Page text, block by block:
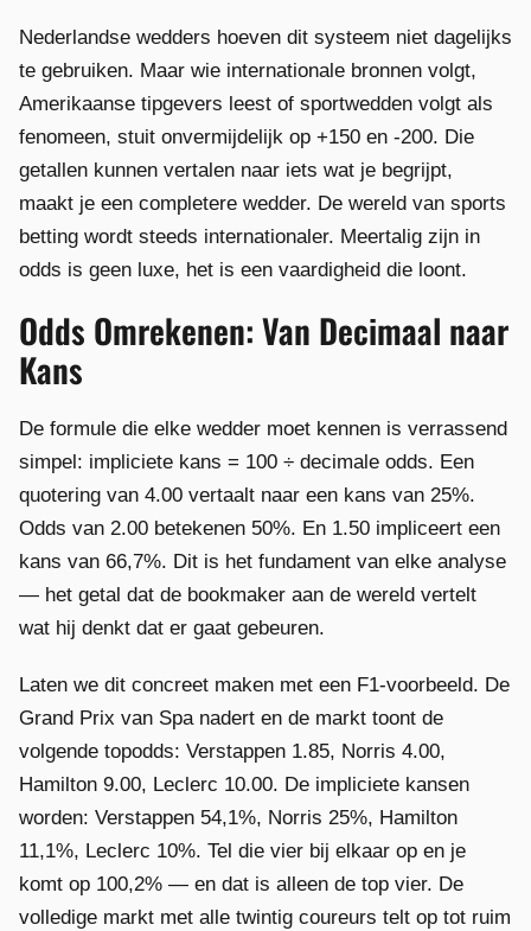
Nederlandse wedders hoeven dit systeem niet dagelijks
te gebruiken. Maar wie internationale bronnen volgt,
Amerikaanse tipgevers leest of sportwedden volgt als
fenomeen, stuit onvermijdelijk op +150 en -200. Die
getallen kunnen vertalen naar iets wat je begrijpt,
maakt je een completere wedder. De wereld van sports
betting wordt steeds internationaler. Meertalig zijn in
odds is geen luxe, het is een vaardigheid die loont.
Odds Omrekenen: Van Decimaal naar
Kans
De formule die elke wedder moet kennen is verrassend
simpel: impliciete kans = 100 ÷ decimale odds. Een
quotering van 4.00 vertaalt naar een kans van 25%.
Odds van 2.00 betekenen 50%. En 1.50 impliceert een
kans van 66,7%. Dit is het fundament van elke analyse
— het getal dat de bookmaker aan de wereld vertelt
wat hij denkt dat er gaat gebeuren.
Laten we dit concreet maken met een F1-voorbeeld. De
Grand Prix van Spa nadert en de markt toont de
volgende topodds: Verstappen 1.85, Norris 4.00,
Hamilton 9.00, Leclerc 10.00. De impliciete kansen
worden: Verstappen 54,1%, Norris 25%, Hamilton
11,1%, Leclerc 10%. Tel die vier bij elkaar op en je
komt op 100,2% — en dat is alleen de top vier. De
volledige markt met alle twintig coureurs telt op tot ruim